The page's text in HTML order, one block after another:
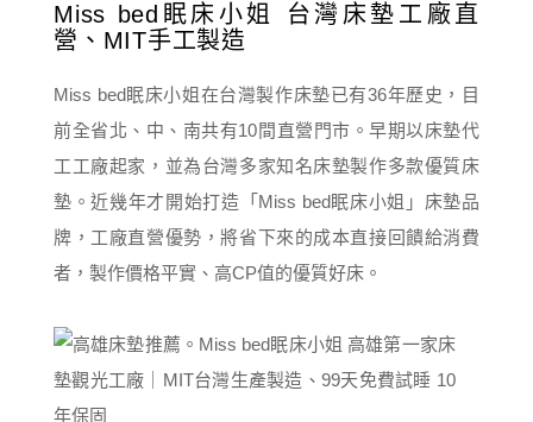
Miss bed眠床小姐 台灣床墊工廠直
營、MIT手工製造
Miss bed眠床小姐在台灣製作床墊已有36年歷史，目
前全省北、中、南共有10間直營門市。早期以床墊代
工工廠起家，並為台灣多家知名床墊製作多款優質床
墊。近幾年才開始打造「Miss bed眠床小姐」床墊品
牌，工廠直營優勢，將省下來的成本直接回饋給消費
者，製作價格平實、高CP值的優質好床。